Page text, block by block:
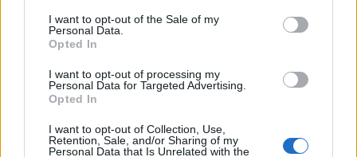
I want to opt-out of the Sale of my
Personal Data.
Opted In
I want to opt-out of processing my
Personal Data for Targeted Advertising.
Opted In
I want to opt-out of Collection, Use,
Retention, Sale, and/or Sharing of my
Personal Data that Is Unrelated with the
$x<9/24$ $Rightarrow$ $x<3/8$